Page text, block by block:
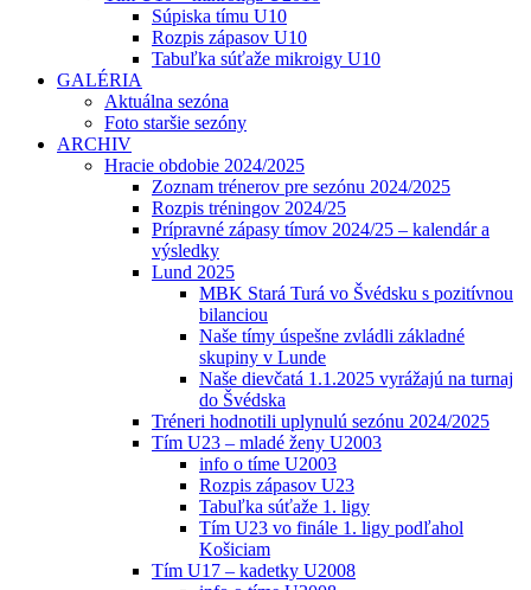
Súpiska tímu U10
Rozpis zápasov U10
Tabuľka súťaže mikroigy U10
GALÉRIA
Aktuálna sezóna
Foto staršie sezóny
ARCHIV
Hracie obdobie 2024/2025
Zoznam trénerov pre sezónu 2024/2025
Rozpis tréningov 2024/25
Prípravné zápasy tímov 2024/25 – kalendár a
výsledky
Lund 2025
MBK Stará Turá vo Švédsku s pozitívnou
bilanciou
Naše tímy úspešne zvládli základné
skupiny v Lunde
Naše dievčatá 1.1.2025 vyrážajú na turnaj
do Švédska
Tréneri hodnotili uplynulú sezónu 2024/2025
Tím U23 – mladé ženy U2003
info o tíme U2003
Rozpis zápasov U23
Tabuľka súťaže 1. ligy
Tím U23 vo finále 1. ligy podľahol
Košiciam
Tím U17 – kadetky U2008